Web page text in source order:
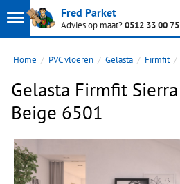
Toon
hoofdmenu
Fred Parket
Advies op maat?0512 33 00 75
Home PVC vloeren Gelasta Firmfit
Gelasta Firmfit Sierra
Beige 6501